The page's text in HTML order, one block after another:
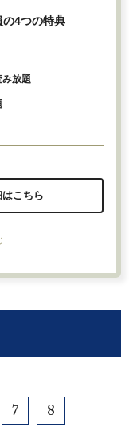
の4つの特典
み放題
こちら
7 8